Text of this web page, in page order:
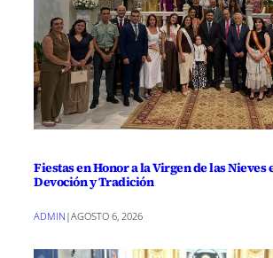
Fiestas en Honor a la Virgen de las Nieves
Devoción y Tradición
ADMIN |AGOSTO 6, 2026